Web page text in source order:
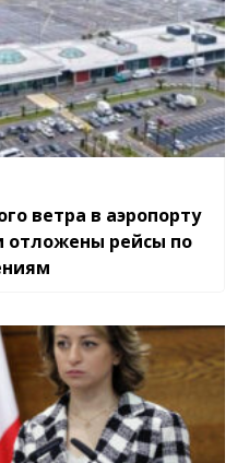
ветра в аэропорту
отложены рейсы по